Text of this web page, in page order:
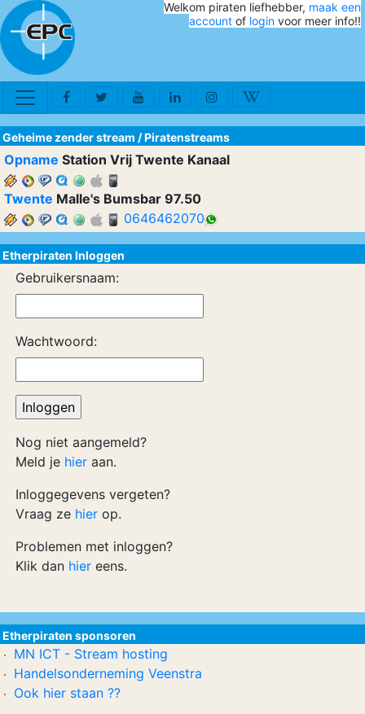
Welkom piraten liefhebber, maak een
account of login voor meer info!!
Geheime zender stream /Piratenstreams
Opname Station Vrij Twente Kanaal
Twente Malle's Bumsbar 97.50
0646462070
Etherpiraten Inloggen
Gebruikersnaam:
Wachtwoord:
Nog niet aangemeld?
Meld je hier aan.
Inloggegevens vergeten?
Vraag ze hier op.
Problemen met inloggen?
Klik dan hier eens.
Etherpiraten sponsoren
MN ICT - Stream hosting
Handelsonderneming Veenstra
Ook hier staan ??